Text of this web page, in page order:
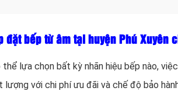
đặt bếp từ âm tại huyện Phú Xuyên
thể lựa chọn bất kỳ nhãn hiệu bếp nào,
lượng với chi phí ưu đãi và chế độ bảo